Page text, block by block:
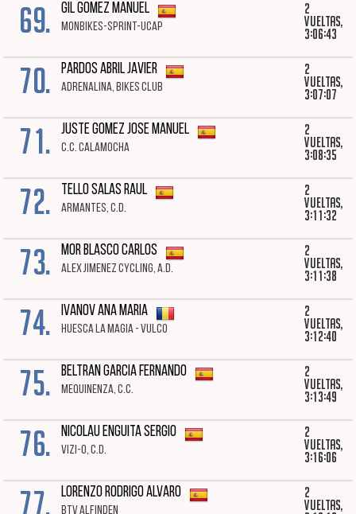
69. GIL GOMEZ MANUEL
MONBIKES-SPRINT-UCAP
2
vueltas,
3:06:43
70. PARDOS ABRIL JAVIER
ADRENALINA, BIKES CLUB
2
vueltas,
3:07:07
71. JUSTE GOMEZ JOSE MANUEL
C.C. CALAMOCHA
2
vueltas,
3:08:35
72. TELLO SALAS RAUL
ARMANTES, C.D.
2
vueltas,
3:11:32
73. MOR BLASCO CARLOS
ALEX JIMENEZ CYCLING, A.D.
2
vueltas,
3:11:38
74. IVANOV ANA MARIA
HUESCA LA MAGIA - VULCO
2
vueltas,
3:12:40
75. BELTRAN GARCIA FERNANDO
MEQUINENZA, C.C.
2
vueltas,
3:13:49
76. NICOLAU ENGUITA SERGIO
VIZI-O, C.D.
2
vueltas,
3:16:06
77. LORENZO RODRIGO ALVARO
BTV ALFINDEN
2
vueltas,